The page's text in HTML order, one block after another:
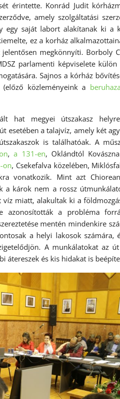
érintette. Konrád Judit
amely szolgáltatási
saját labort alakítanak ki a
ez a korház
megkönnyíti. Borboly
parlamenti képviselete
Sajnos a kórház
közleményeink a
hat megyei útszakasz
esetében a talajvíz, amely két
is találhatóak. A
,a 131-en, Oklándtól
on, Csekefalva közelében,
vonatkozik. Mint azt
a károk nem a rossz
miatt, alakultak ki a
a probléma
mentén mindenkire
a helyi lakosok
A munkálatokat az
átereszek és kis hidakat is